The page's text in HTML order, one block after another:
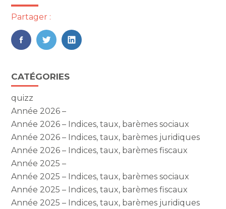
Partager :
FaceBook
TwitterLinkedIn
Blog
sidebar
CATÉGORIES
quizz
Année 2026 –
Année 2026 – Indices, taux, barèmes sociaux
Année 2026 – Indices, taux, barèmes juridiques
Année 2026 – Indices, taux, barèmes fiscaux
Année 2025 –
Année 2025 – Indices, taux, barèmes sociaux
Année 2025 – Indices, taux, barèmes fiscaux
Année 2025 – Indices, taux, barèmes juridiques